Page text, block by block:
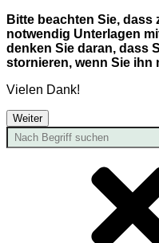
Bitte beachten Sie, dass
notwendig Unterlagen
denken Sie daran, dass
stornieren, wenn Sie ihn
Vielen Dank!
Weiter